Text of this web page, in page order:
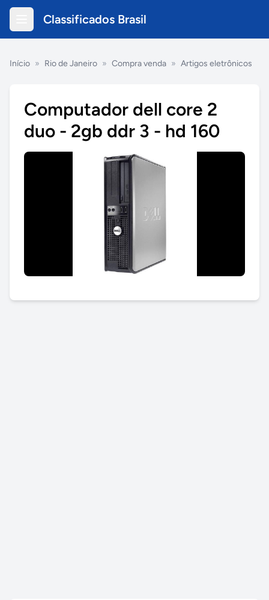
Classificados Brasil
Início » Rio de Janeiro » Compra venda » Artigos eletrônicos
Computador dell core 2
duo - 2gb ddr 3 - hd 160